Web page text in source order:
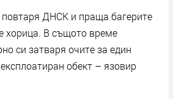
повтаря ДНСК и праща багерите
хорица. В същото време
си затваря очите за един
обект – язовир